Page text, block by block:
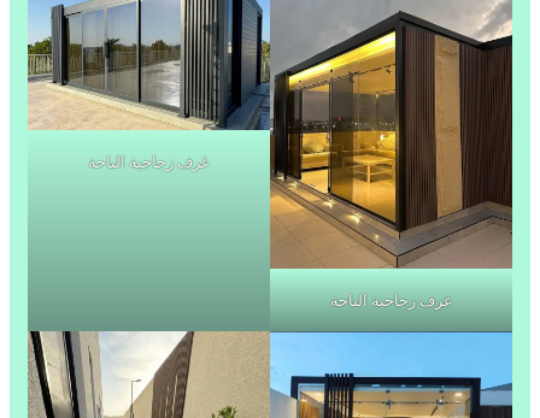
غرف زجاجية الباحة
غرف زجاجية الباحة